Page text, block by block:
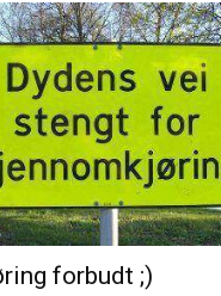
forbudt ;)